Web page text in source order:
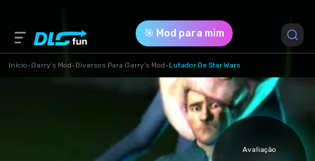
🎯 Mod para mim
Início-Garry's Mod-Diversos Para Garry's Mod-Lutador De Star Wars
Avaliação
1 (1e2283806c944c7e5f6460d3f7a809d8.rar)
Download (2.21 Mb)